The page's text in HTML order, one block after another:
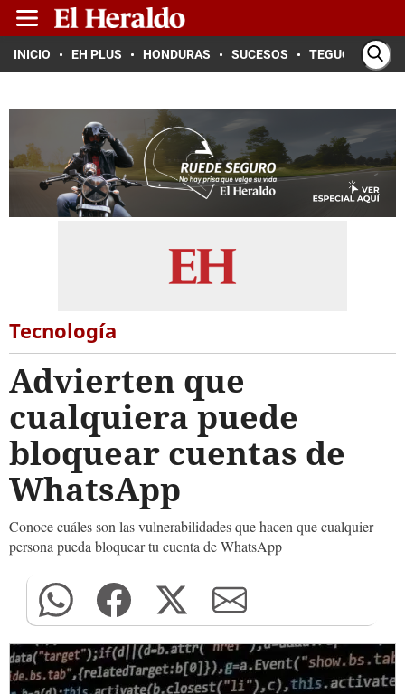
INICIO EH PLUS HONDURAS SUCESOS TEGUCIGALPA
Tecnología
Advierten que
cualquiera puede
bloquear cuentas de
WhatsApp
Conoce cuáles son las vulnerabilidades que hacen que cualquier
persona pueda bloquear tu cuenta de WhatsApp